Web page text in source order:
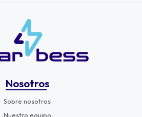
Nosotros
Sobre nosotros
Nuestro equipo